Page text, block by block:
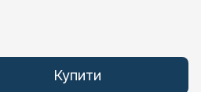
Купити